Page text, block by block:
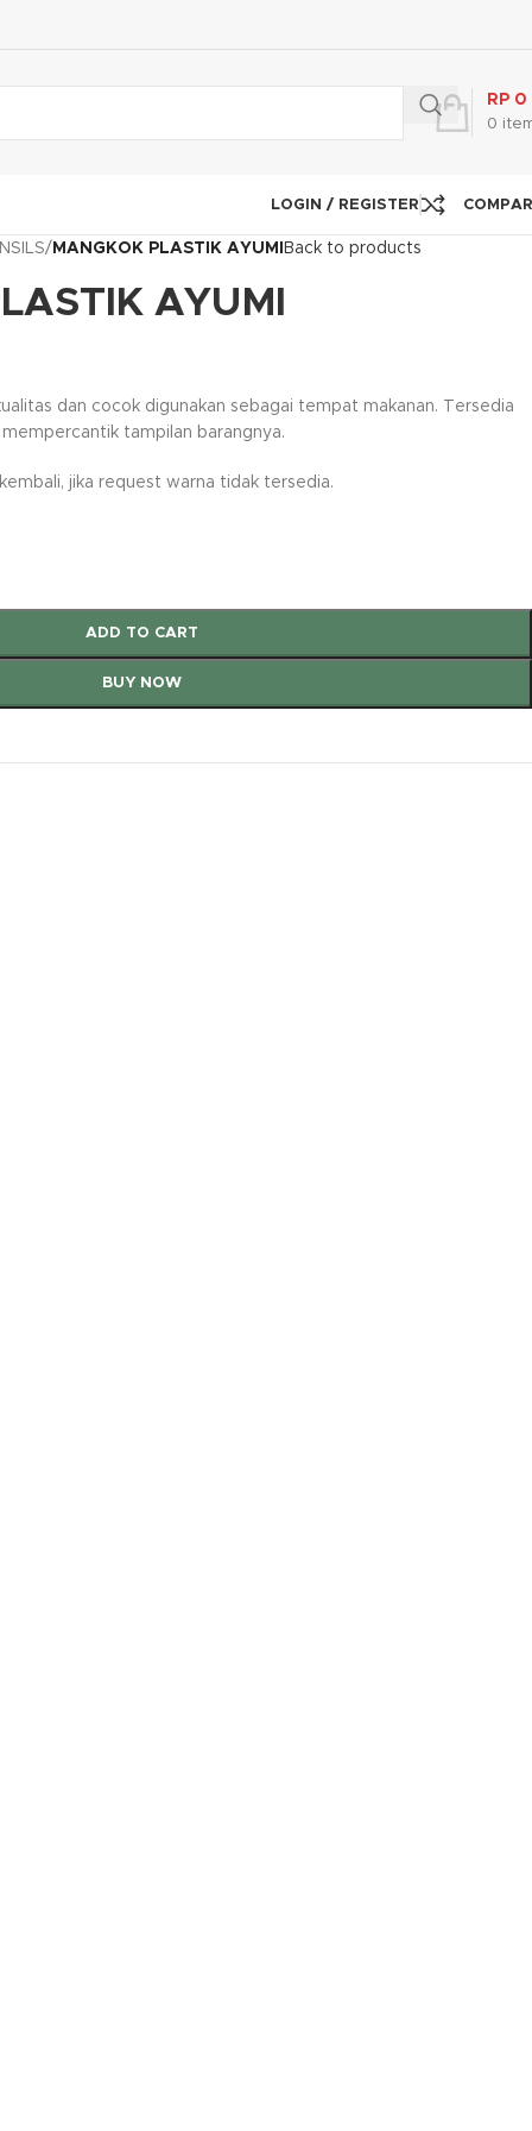
0
RP 0
LOGIN / REGISTER
/ MANGKOK PLASTIK AYUMI Back to products
AYUMI
dan cocok digunakan sebagai tempat makanan. Tersedia
tampilan barangnya.
jika request warna tidak tersedia.
ADD TO CART
BUY NOW